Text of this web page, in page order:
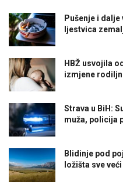
Pušenje i dalje
ljestvica
HBŽ usvojila
izmjene
Strava u BiH:
muža, policija
Blidinje pod
ložišta sve